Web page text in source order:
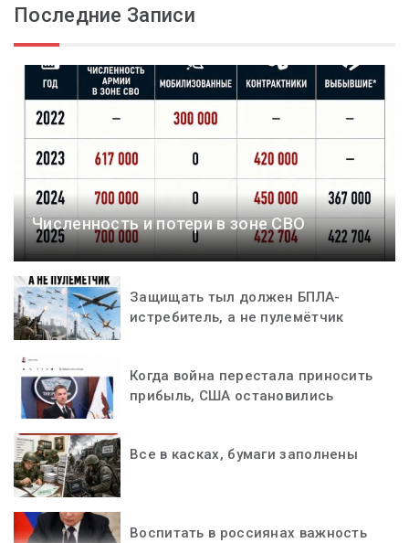
Последние Записи
Численность и потери в зоне СВО
Защищать тыл должен БПЛА-
истребитель, а не пулемётчик
Когда война перестала приносить
прибыль, США остановились
Все в касках, бумаги заполнены
Воспитать в россиянах важность